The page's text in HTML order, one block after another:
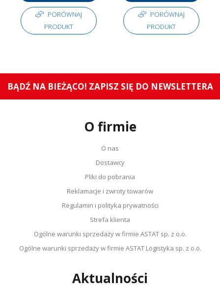
PORÓWNAJ
PRODUKT
PORÓWNAJ
PRODUKT
BĄDŹ NA BIEŻĄCO! ZAPISZ SIĘ DO NEWSLETTERA
O firmie
O nas
Dostawcy
Pliki do pobrania
Reklamacje i zwroty towarów
Regulamin i polityka prywatności
Strefa klienta
Ogólne warunki sprzedaży w firmie ASTAT sp. z o.o.
Ogólne warunki sprzedaży w firmie ASTAT Logistyka sp. z o.o.
Aktualności